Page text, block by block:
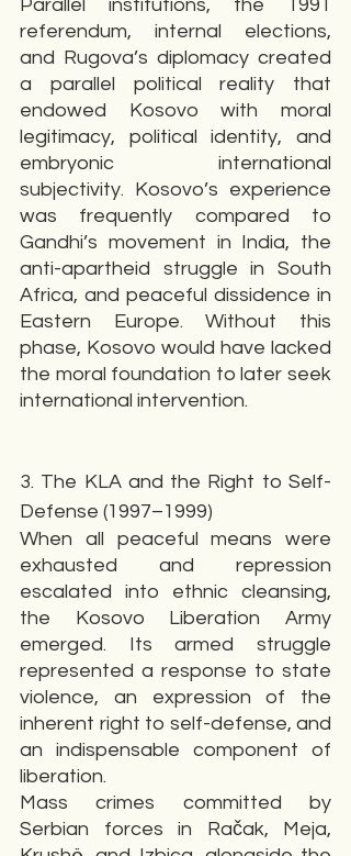
Parallel institutions, the 1991
referendum, internal elections,
and Rugova’s diplomacy created
a parallel political reality that
endowed Kosovo with moral
legitimacy, political identity, and
embryonic international
subjectivity. Kosovo’s experience
was frequently compared to
Gandhi’s movement in India, the
anti-apartheid struggle in South
Africa, and peaceful dissidence in
Eastern Europe. Without this
phase, Kosovo would have lacked
the moral foundation to later seek
international intervention.
3. The KLA and the Right to Self-
Defense (1997–1999)
When all peaceful means were
exhausted and repression
escalated into ethnic cleansing,
the Kosovo Liberation Army
emerged. Its armed struggle
represented a response to state
violence, an expression of the
inherent right to self-defense, and
an indispensable component of
liberation.
Mass crimes committed by
Serbian forces in Račak, Meja,